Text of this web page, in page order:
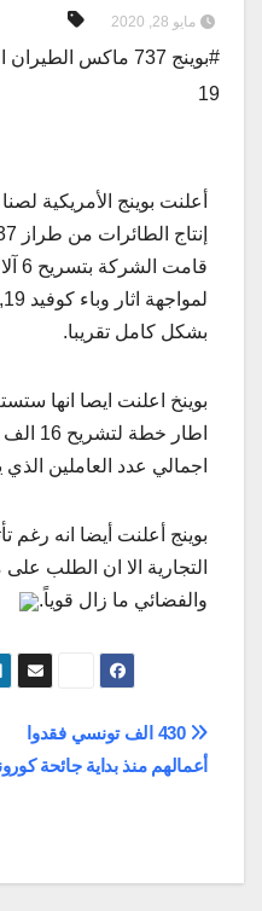
مايو 28, 2020
#بوينج 737 ماكس
19
أعلنت بوينج الأمريكية
بشكل كامل تقريبا.
اطار
اجمالي عدد العاملين الذي يبلغ
بوينج أعلنت أيضا انه رغم
التجارية الا ان الطلب
والفضائي ما زال قوياً.
تصفّح
المقالات
430 الف تونسي فقدوا
أعمالهم منذ بداية جائحة